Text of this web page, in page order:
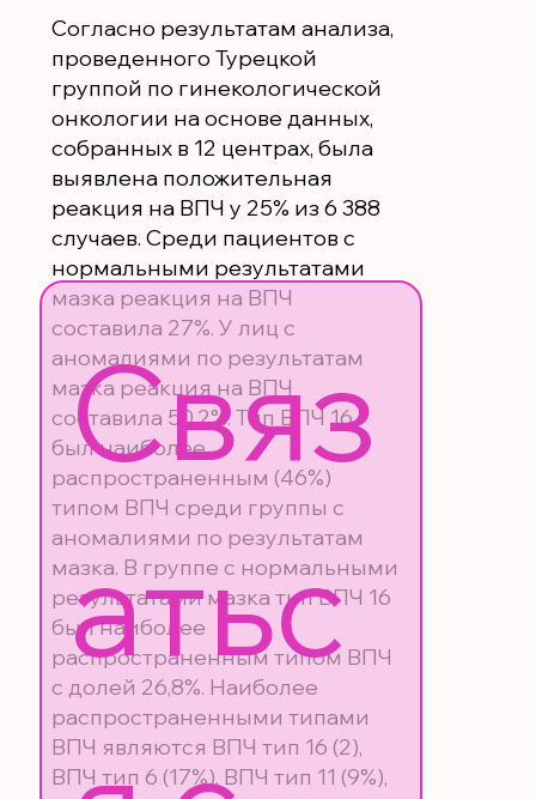
Согласно результатам анализа,
проведенного Турецкой
группой по гинекологической
онкологии на основе данных,
собранных в 12 центрах, была
выявлена положительная
реакция на ВПЧ у 25% из 6 388
случаев. Среди пациентов с
нормальными результатами
мазка реакция на ВПЧ
составила 27%. У лиц с
аномалиями по результатам
мазка реакция на ВПЧ
составила 50,2%. Тип ВПЧ 16
был наиболее
распространенным (46%)
типом ВПЧ среди группы с
аномалиями по результатам
мазка. В группе с нормальными
результатами мазка тип ВПЧ 16
был наиболее
распространенным типом ВПЧ
с долей 26,8%. Наиболее
распространенными типами
ВПЧ являются ВПЧ тип 16 (2),
ВПЧ тип 6 (17%), ВПЧ тип 11 (9%),
Связ
атьс